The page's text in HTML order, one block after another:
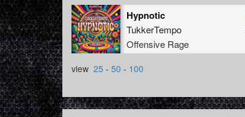
Hypnotic
TukkerTempo
Offensive Rage
view 25 - 50 - 100